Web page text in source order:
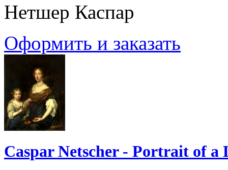
Нетшер Каспар
Оформить и заказать
Caspar Netscher - Portrait of a